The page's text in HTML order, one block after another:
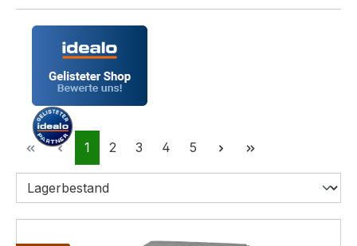
Seite
1 Seite
2 Seite
3 Seite
4 Seite
5